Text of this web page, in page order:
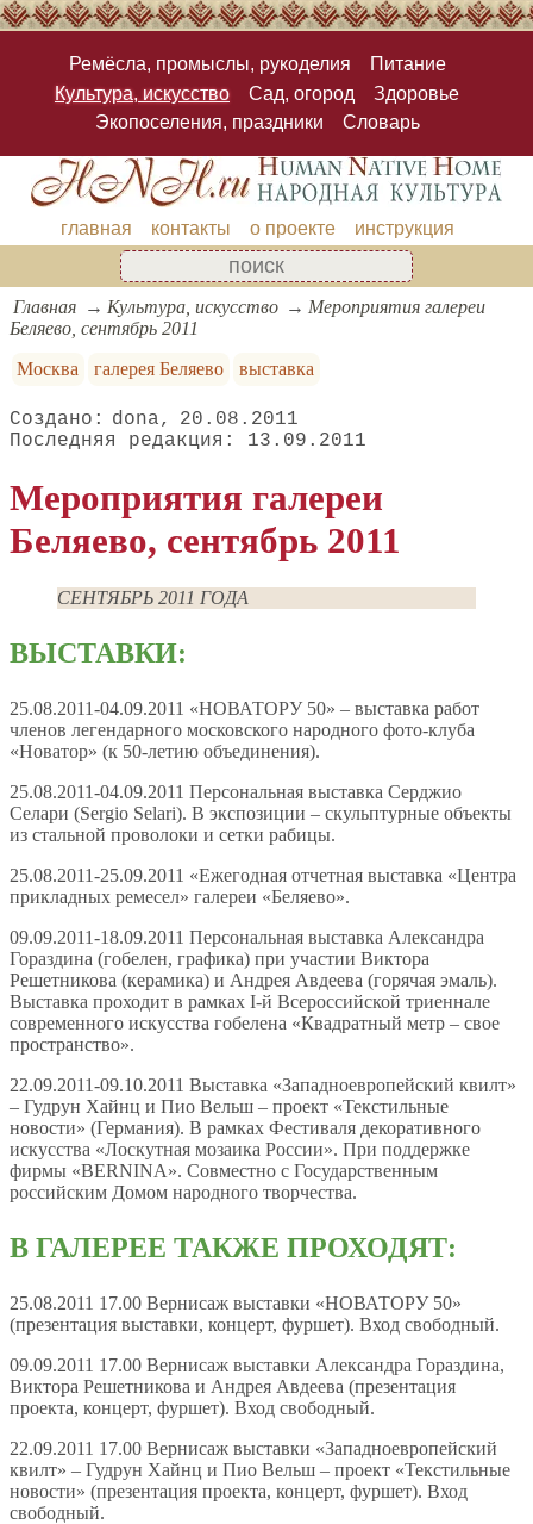
Ремёсла, промыслы, рукоделия
Питание
Культура, искусство
Сад, огород
Здоровье
Экопоселения, праздники
Словарь
главная контакты о проекте инструкция
Главная Культура, искусство
Мероприятия галереи
Беляево, сентябрь 2011
Москва
галерея Беляево выставка
dona
20.08.2011
13.09.2011
Мероприятия галереи
Беляево, сентябрь 2011
СЕНТЯБРЬ 2011 ГОДА
ВЫСТАВКИ:
25.08.2011-04.09.2011 «НОВАТОРУ 50» – выставка работ
членов легендарного московского народного фото-клуба
«Новатор» (к 50-летию объединения).
25.08.2011-04.09.2011 Персональная выставка Серджио
Селари (Sergio Selari). В экспозиции – скульптурные объекты
из стальной проволоки и сетки рабицы.
25.08.2011-25.09.2011 «Ежегодная отчетная выставка «Центра
прикладных ремесел» галереи «Беляево».
09.09.2011-18.09.2011 Персональная выставка Александра
Гораздина (гобелен, графика) при участии Виктора
Решетникова (керамика) и Андрея Авдеева (горячая эмаль).
Выставка проходит в рамках I-й Всероссийской триеннале
современного искусства гобелена «Квадратный метр – свое
пространство».
22.09.2011-09.10.2011 Выставка «Западноевропейский квилт»
– Гудрун Хайнц и Пио Вельш – проект «Текстильные
новости» (Германия). В рамках Фестиваля декоративного
искусства «Лоскутная мозаика России». При поддержке
фирмы «BERNINA». Совместно с Государственным
российским Домом народного творчества.
В ГАЛЕРЕЕ ТАКЖЕ ПРОХОДЯТ:
25.08.2011 17.00 Вернисаж выставки «НОВАТОРУ 50»
(презентация выставки, концерт, фуршет). Вход свободный.
09.09.2011 17.00 Вернисаж выставки Александра Гораздина,
Виктора Решетникова и Андрея Авдеева (презентация
проекта, концерт, фуршет). Вход свободный.
22.09.2011 17.00 Вернисаж выставки «Западноевропейский
квилт» – Гудрун Хайнц и Пио Вельш – проект «Текстильные
новости» (презентация проекта, концерт, фуршет). Вход
свободный.